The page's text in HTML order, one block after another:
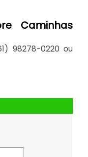
Caminhas
98278-0220 ou